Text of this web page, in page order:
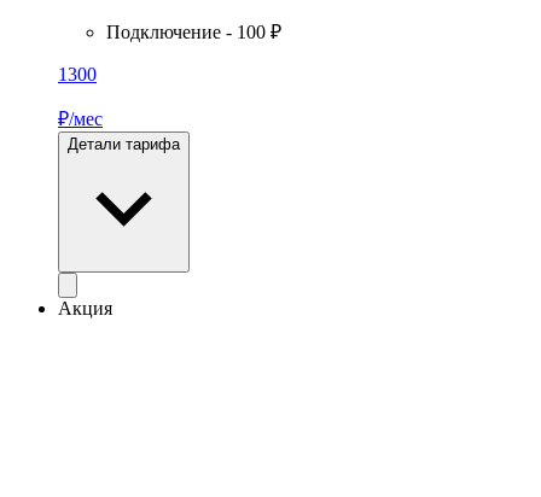
Подключение - 100 ₽
1300
₽/мес
Детали тарифа
Акция